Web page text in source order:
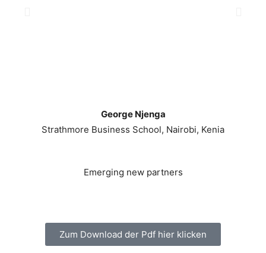
George Njenga
Strathmore Business School, Nairobi, Kenia
Emerging new partners
Zum Download der Pdf hier klicken